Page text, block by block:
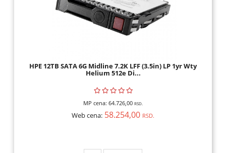
HPE 12TB SATA 6G Midline 7.2K LFF (3.5in) LP 1yr Wty
Helium 512e Di...
MP cena: 64.726,00 RSD.
Web cena: 58.254,00 RSD.